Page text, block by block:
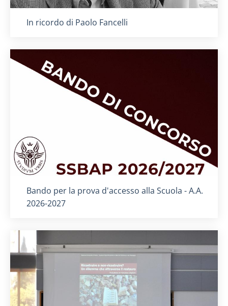
Titolo card:
In ricordo di Paolo Fancelli
Titolo card :
Bando per la prova d'accesso alla Scuola - A.A.
2026-2027